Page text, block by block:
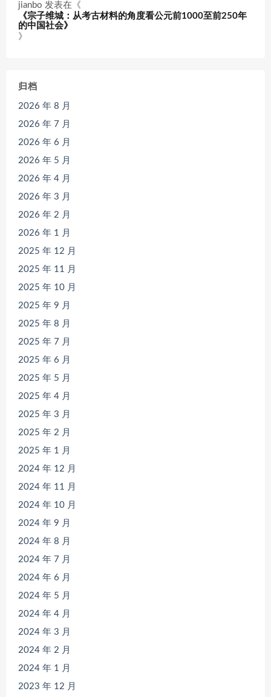
jianbo 发表在《
《宗子维城：从考古材料的角度看公元前1000至前250年
的中国社会》
》
归档
2026 年 8 月
2026 年 7 月
2026 年 6 月
2026 年 5 月
2026 年 4 月
2026 年 3 月
2026 年 2 月
2026 年 1 月
2025 年 12 月
2025 年 11 月
2025 年 10 月
2025 年 9 月
2025 年 8 月
2025 年 7 月
2025 年 6 月
2025 年 5 月
2025 年 4 月
2025 年 3 月
2025 年 2 月
2025 年 1 月
2024 年 12 月
2024 年 11 月
2024 年 10 月
2024 年 9 月
2024 年 8 月
2024 年 7 月
2024 年 6 月
2024 年 5 月
2024 年 4 月
2024 年 3 月
2024 年 2 月
2024 年 1 月
2023 年 12 月